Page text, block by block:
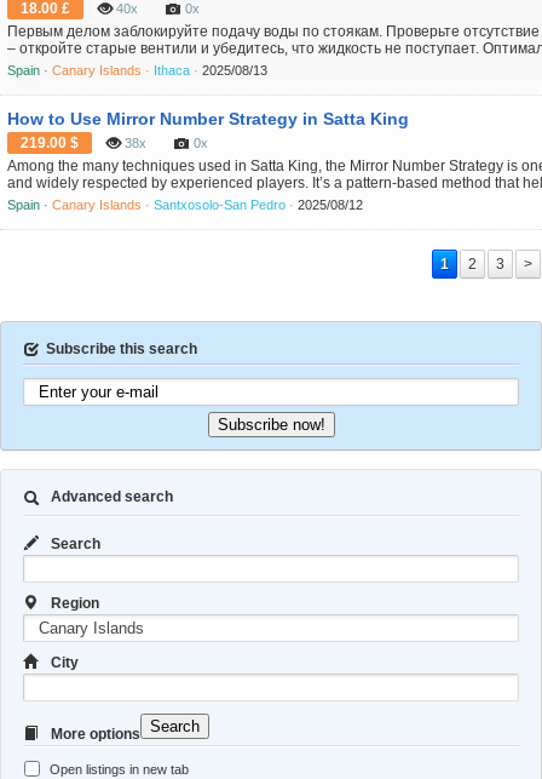
18.00 £ 40x 0x
Первым делом заблокируйте подачу воды по стоякам. Проверьте
– откройте старые вентили и убедитесь, что жидкость не поступает.
грубые фильтры в системах центрального водоснабжения, чтобы избежать
Применяйте исключительно оригинальные герметизирующие материалы –
или лён...
Spain · Canary Islands · Ithaca · 2025/08/13
How to Use Mirror Number Strategy in Satta King
219.00 $ 38x 0x
Among the many techniques used in Satta King, the Mirror Number Strategy is
and widely respected by experienced players. It’s a pattern-based method that
potential winning numbers by analyzing previous results and using the concept
this article, we’ll break down what mirror numb...
Spain · Canary Islands · Santxosolo-San Pedro · 2025/08/12
1 2 3 >
Subscribe this search
Subscribe now!
Advanced search
Search
Region
City
More options
Open listings in new tab
Search